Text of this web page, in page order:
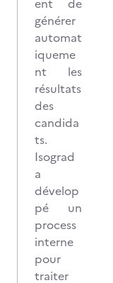
ent de
générer
automat
iqueme
nt les
résultats
des
candida
ts.
Isograd
a
dévelop
pé un
process
interne
pour
traiter